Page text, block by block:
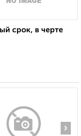
срок, в черте
›